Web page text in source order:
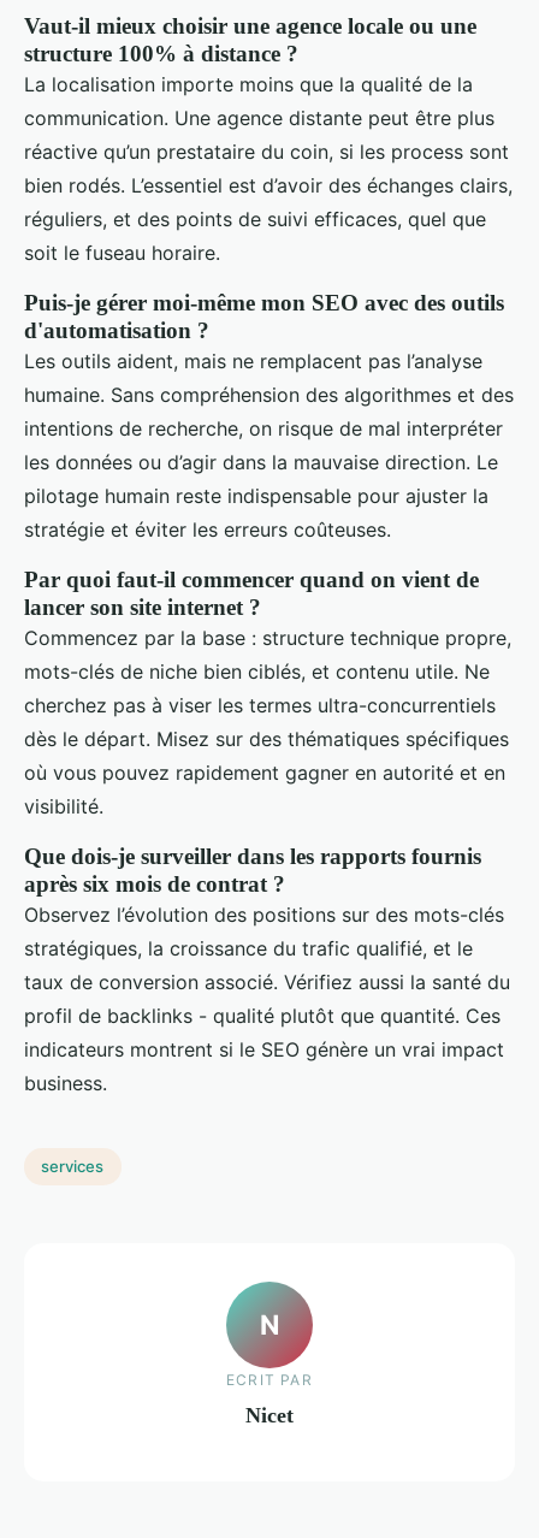
Vaut-il mieux choisir une agence locale ou une
structure 100% à distance ?
La localisation importe moins que la qualité de la
communication. Une agence distante peut être plus
réactive qu’un prestataire du coin, si les process sont
bien rodés. L’essentiel est d’avoir des échanges clairs,
réguliers, et des points de suivi efficaces, quel que
soit le fuseau horaire.
Puis-je gérer moi-même mon SEO avec des outils
d'automatisation ?
Les outils aident, mais ne remplacent pas l’analyse
humaine. Sans compréhension des algorithmes et des
intentions de recherche, on risque de mal interpréter
les données ou d’agir dans la mauvaise direction. Le
pilotage humain reste indispensable pour ajuster la
stratégie et éviter les erreurs coûteuses.
Par quoi faut-il commencer quand on vient de
lancer son site internet ?
Commencez par la base : structure technique propre,
mots-clés de niche bien ciblés, et contenu utile. Ne
cherchez pas à viser les termes ultra-concurrentiels
dès le départ. Misez sur des thématiques spécifiques
où vous pouvez rapidement gagner en autorité et en
visibilité.
Que dois-je surveiller dans les rapports fournis
après six mois de contrat ?
Observez l’évolution des positions sur des mots-clés
stratégiques, la croissance du trafic qualifié, et le
taux de conversion associé. Vérifiez aussi la santé du
profil de backlinks - qualité plutôt que quantité. Ces
indicateurs montrent si le SEO génère un vrai impact
business.
services
N
ECRIT PAR
Nicet